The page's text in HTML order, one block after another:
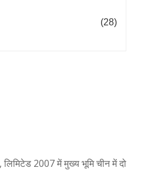
(28)
2007 में मुख्य भूमि चीन में दो